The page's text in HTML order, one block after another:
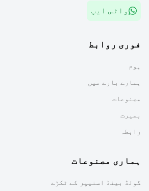
واٹس ایپ
فوری روابط
ہوم
ہمارے بارے میں
مصنوعات
بصیرت
رابطہ
ہماری مصنوعات
گولڈ بینڈ اسنیپر کے ٹکڑے